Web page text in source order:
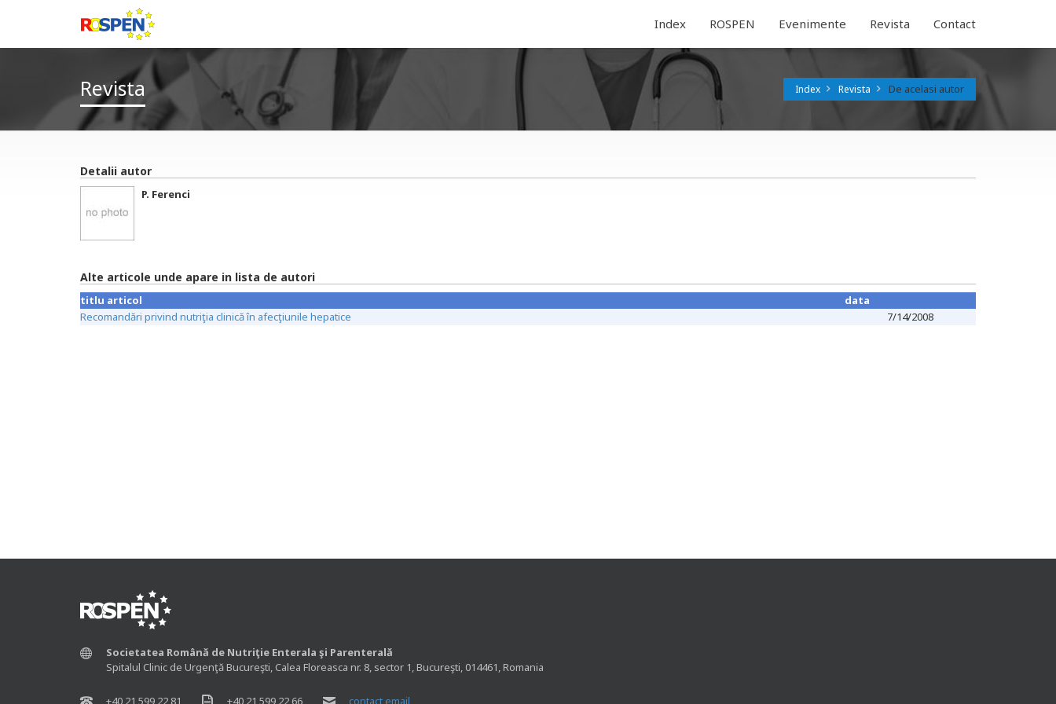
Index ROSPEN Evenimente Revista Contact
Revista Index Revista De acelasi autor
Detalii autor
P. Ferenci
Alte articole unde apare in lista de autori
titlu articol
data
Recomandări privind nutriţia clinică în afecţiunile hepatice
7/14/2008
Societatea Română de Nutriţie Enterala şi Parenterală
Spitalul Clinic de Urgenţă Bucureşti, Calea Floreasca nr. 8, sector 1, Bucureşti, 014461, Romania
+40 21 599 22 81 +40 21 599 22 66 contact email